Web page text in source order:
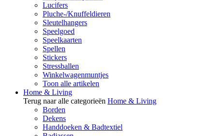
Lucifers
Pluche-/Knuffeldieren
Sleutelhangers
Speelgoed
Speelkaarten
Spellen
Stickers
Stressballen
Winkelwagenmuntjes
Toon alle artikelen
Home & Living
Terug naar alle categorieën Home & Living
Borden
Dekens
Handdoeken & Badtextiel